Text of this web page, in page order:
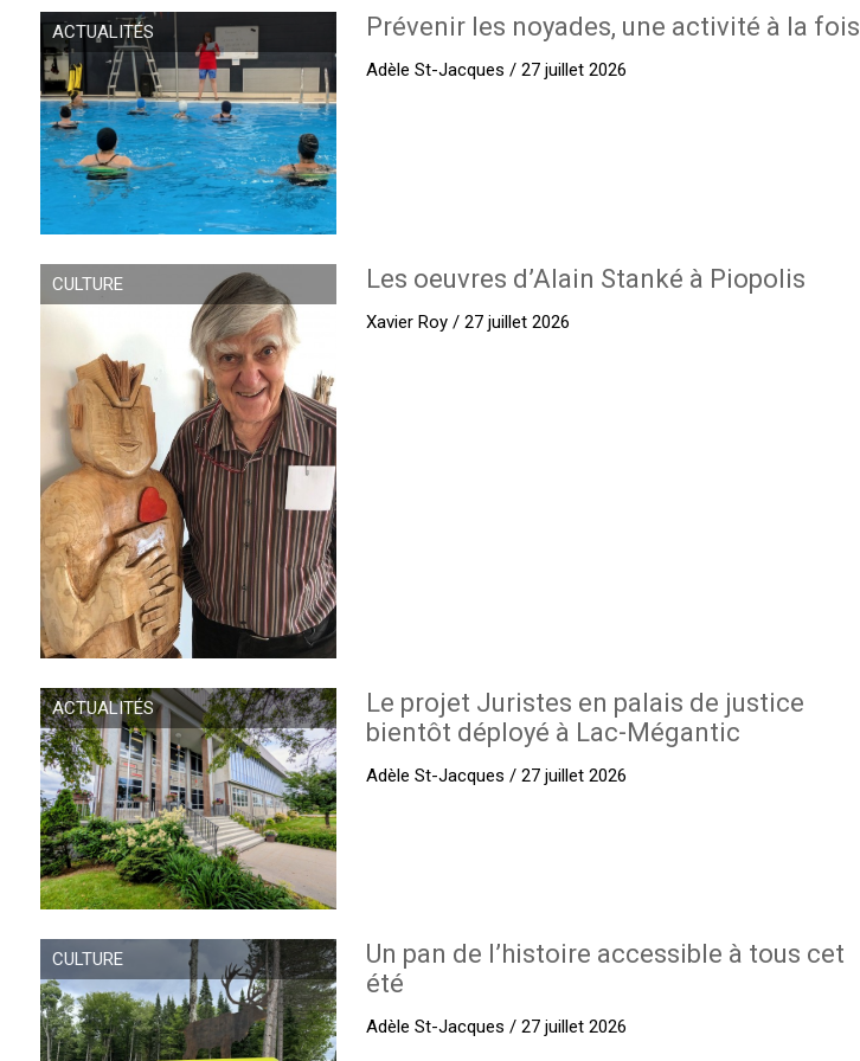
ACTUALITÉS Prévenir les noyades, une activité à la fois
Adèle St-Jacques / 27 juillet 2026
CULTURE Les oeuvres d’Alain Stanké à Piopolis
Xavier Roy / 27 juillet 2026
ACTUALITÉS
Le projet Juristes en palais de justice
bientôt déployé à Lac-Mégantic
Adèle St-Jacques / 27 juillet 2026
CULTURE
Un pan de l’histoire accessible à tous cet
été
Adèle St-Jacques / 27 juillet 2026